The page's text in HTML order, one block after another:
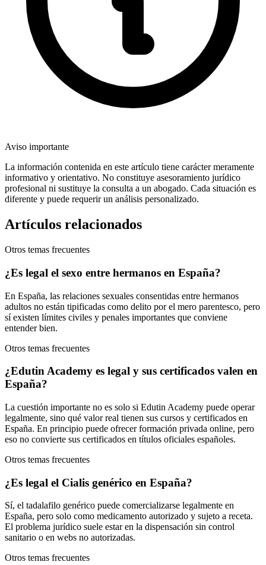
Aviso importante
La información contenida en este artículo tiene carácter meramente
informativo y orientativo. No constituye asesoramiento jurídico
profesional ni sustituye la consulta a un abogado. Cada situación es
diferente y puede requerir un análisis personalizado.
Artículos relacionados
Otros temas frecuentes
¿Es legal el sexo entre hermanos en España?
En España, las relaciones sexuales consentidas entre hermanos
adultos no están tipificadas como delito por el mero parentesco, pero
sí existen límites civiles y penales importantes que conviene
entender bien.
Otros temas frecuentes
¿Edutin Academy es legal y sus certificados valen en
España?
La cuestión importante no es solo si Edutin Academy puede operar
legalmente, sino qué valor real tienen sus cursos y certificados en
España. En principio puede ofrecer formación privada online, pero
eso no convierte sus certificados en títulos oficiales españoles.
Otros temas frecuentes
¿Es legal el Cialis genérico en España?
Sí, el tadalafilo genérico puede comercializarse legalmente en
España, pero solo como medicamento autorizado y sujeto a receta.
El problema jurídico suele estar en la dispensación sin control
sanitario o en webs no autorizadas.
Otros temas frecuentes